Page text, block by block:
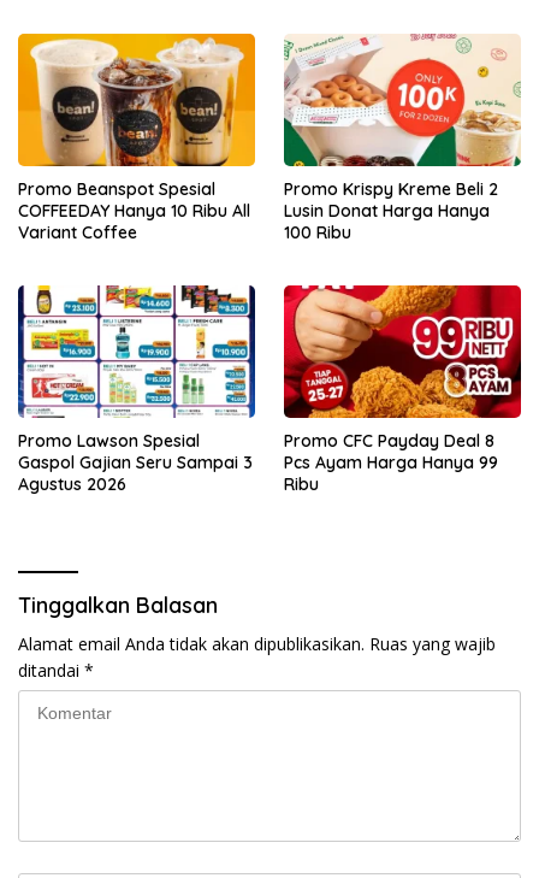
Promo Beanspot Spesial
COFFEEDAY Hanya 10 Ribu All
Variant Coffee
Promo Krispy Kreme Beli 2
Lusin Donat Harga Hanya
100 Ribu
Promo Lawson Spesial
Gaspol Gajian Seru Sampai 3
Agustus 2026
Promo CFC Payday Deal 8
Pcs Ayam Harga Hanya 99
Ribu
Tinggalkan Balasan
Alamat email Anda tidak akan dipublikasikan. Ruas yang wajib
ditandai *